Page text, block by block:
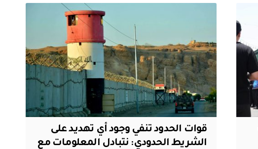
قوات الحدود تنفي وجود أي تهديد على
الشريط الحدودي: نتبادل المعلومات مع